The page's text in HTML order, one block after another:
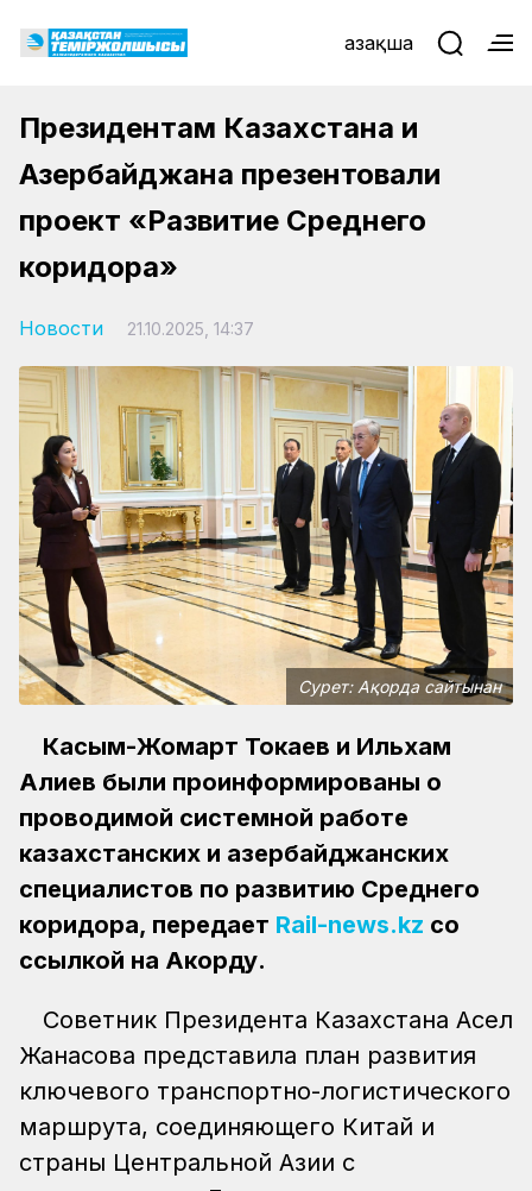
Қазақша
Президентам Казахстана и
Азербайджана презентовали
проект «Развитие Среднего
коридора»
Новости 21.10.2025, 14:37
Сурет: Ақорда сайтынан
Касым-Жомарт Токаев и Ильхам
Алиев были проинформированы о
проводимой системной работе
казахстанских и азербайджанских
специалистов по развитию Среднего
коридора, передает Rail-news.kz со
ссылкой на Акорду.
Советник Президента Казахстана Асел
Жанасова представила план развития
ключевого транспортно-логистического
маршрута, соединяющего Китай и
страны Центральной Азии с